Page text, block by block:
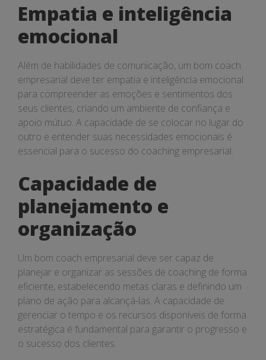
Empatia e inteligência
emocional
Além de habilidades de comunicação, um bom coach
empresarial deve ter empatia e inteligência emocional
para compreender as emoções e sentimentos dos
seus clientes, criando um ambiente de confiança e
apoio mútuo. A capacidade de se colocar no lugar do
outro e entender suas necessidades emocionais é
essencial para o sucesso do coaching empresarial.
Capacidade de
planejamento e
organização
Um bom coach empresarial deve ser capaz de
planejar e organizar as sessões de coaching de forma
eficiente, estabelecendo metas claras e definindo um
plano de ação para alcançá-las. A capacidade de
gerenciar o tempo e os recursos disponíveis de forma
estratégica é fundamental para garantir o progresso e
o sucesso dos clientes.